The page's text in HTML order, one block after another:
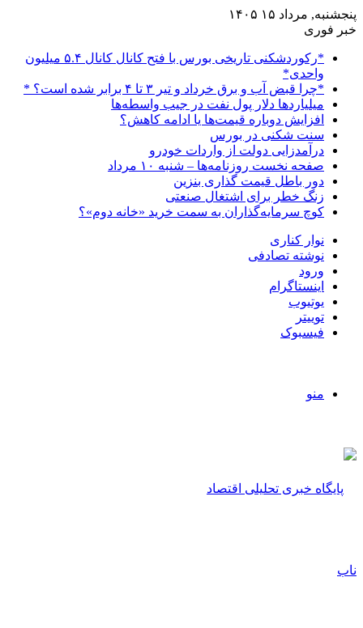
پنجشنبه, مرداد ۱۵ ۱۴۰۵
خبر فوری
*رکوردشکنی تاریخی بورس با فتح کانال کانال ۵.۴ میلیون
واحدی*
*چرا قبض آب و برق خرداد و تیر ۳ تا ۴ برابر شده است؟ *
میلیاردها دلار پول نفت در جیب واسطه‌ها
افزایش دوباره قیمت‌ها یا ادامه کاهش؟
سنت شکنی در بورس
درآمدزایی دولت از واردات خودرو
صفحه نخست روزنامه‌ها – شنبه ۱۰ مرداد
دور باطل قیمت گذاری بنزین
زنگ خطر برای اشتغال صنعتی
کوچ سرمایه‌گذاران به سمت خرید «خانه دوم»؟
نوار کناری
نوشته تصادفی
ورود
اینستاگرام
یوتیوب
توییتر
فیسبوک
منو